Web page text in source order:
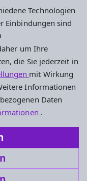
Technologien
Einbindungen sind
um Ihre
die Sie jederzeit in
mit Wirkung
Informationen
Daten
.